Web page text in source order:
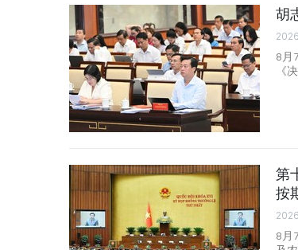
胡
8月
《
第
按
8月